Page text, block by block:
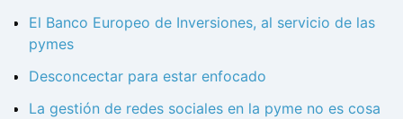
El Banco Europeo de Inversiones, al servicio de las
pymes
Desconcectar para estar enfocado
La gestión de redes sociales en la pyme no es cosa